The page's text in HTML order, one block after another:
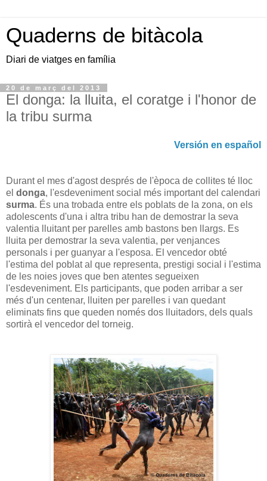
Quaderns de bitàcola
Diari de viatges en família
20 de març del 2013
El donga: la lluita, el coratge i l'honor de
la tribu surma
Versión en español
Durant el mes d'agost després de l'època de collites té lloc
el donga, l'esdeveniment social més important del calendari
surma. És una trobada entre els poblats de la zona, on els
adolescents d'una i altra tribu han de demostrar la seva
valentia lluitant per parelles amb bastons ben llargs. Es
lluita per demostrar la seva valentia, per venjances
personals i per guanyar a l'esposa. El vencedor obté
l'estima del poblat al que representa, prestigi social i l'estima
de les noies joves que ben atentes segueixen
l'esdeveniment. Els participants, que poden arribar a ser
més d'un centenar, lluiten per parelles i van quedant
eliminats fins que queden només dos lluitadors, dels quals
sortirà el vencedor del torneig.